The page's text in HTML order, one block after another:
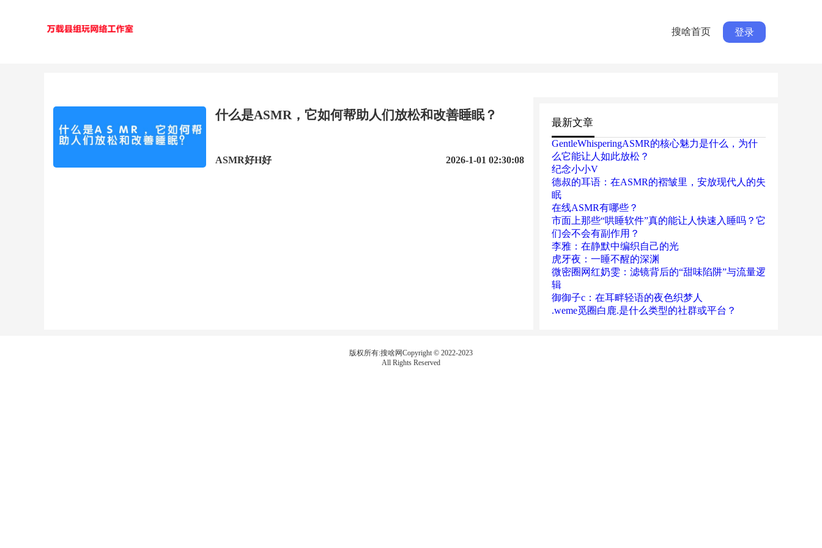
搜啥首页 登录
什么是ASMR，它如何帮助人们放松和改善睡眠？
ASMR好H好 2026-1-01 02:30:08
最新文章
GentleWhisperingASMR的核心魅力是什么，为什
么它能让人如此放松？
纪念小小V
德叔的耳语：在ASMR的褶皱里，安放现代人的失
眠
在线ASMR有哪些？
市面上那些“哄睡软件”真的能让人快速入睡吗？它
们会不会有副作用？
李雅：在静默中编织自己的光
虎牙夜：一睡不醒的深渊
微密圈网红奶雯：滤镜背后的“甜味陷阱”与流量逻
辑
御御子c：在耳畔轻语的夜色织梦人
.weme觅圈白鹿.是什么类型的社群或平台？
版权所有:搜啥网Copyright © 2022-2023
All Rights Reserved